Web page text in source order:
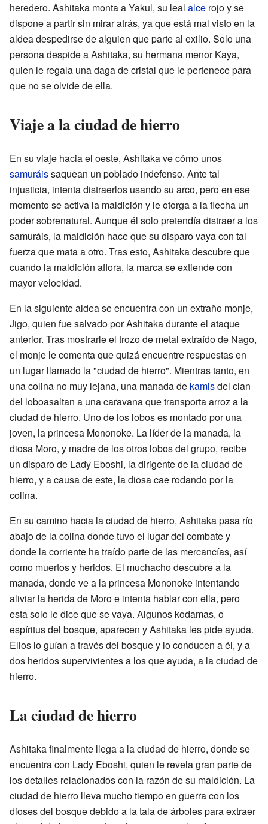
heredero. Ashitaka monta a Yakul, su leal alce rojo y se
dispone a partir sin mirar atrás, ya que está mal visto en la
aldea despedirse de alguien que parte al exilio. Solo una
persona despide a Ashitaka, su hermana menor Kaya,
quien le regala una daga de cristal que le pertenece para
que no se olvide de ella.
Viaje a la ciudad de hierro
En su viaje hacia el oeste, Ashitaka ve cómo unos
samuráissaquean un poblado indefenso. Ante tal
injusticia, intenta distraerlos usando su arco, pero en ese
momento se activa la maldición y le otorga a la flecha un
poder sobrenatural. Aunque él solo pretendía distraer a los
samuráis, la maldición hace que su disparo vaya con tal
fuerza que mata a otro. Tras esto, Ashitaka descubre que
cuando la maldición aflora, la marca se extiende con
mayor velocidad.
En la siguiente aldea se encuentra con un extraño monje,
Jigo, quien fue salvado por Ashitaka durante el ataque
anterior. Tras mostrarle el trozo de metal extraído de Nago,
el monje le comenta que quizá encuentre respuestas en
un lugar llamado la "ciudad de hierro". Mientras tanto, en
una colina no muy lejana, una manada de kamisdel clan
del loboasaltan a una caravana que transporta arroz a la
ciudad de hierro. Uno de los lobos es montado por una
joven, la princesa Mononoke. La líder de la manada, la
diosa Moro, y madre de los otros lobos del grupo, recibe
un disparo de Lady Eboshi, la dirigente de la ciudad de
hierro, y a causa de este, la diosa cae rodando por la
colina.
En su camino hacia la ciudad de hierro, Ashitaka pasa río
abajo de la colina donde tuvo el lugar del combate y
donde la corriente ha traído parte de las mercancías, así
como muertos y heridos. El muchacho descubre a la
manada, donde ve a la princesa Mononoke intentando
aliviar la herida de Moro e intenta hablar con ella, pero
esta solo le dice que se vaya. Algunos kodamas, o
espíritus del bosque, aparecen y Ashitaka les pide ayuda.
Ellos lo guían a través del bosque y lo conducen a él, y a
dos heridos supervivientes a los que ayuda, a la ciudad de
hierro.
La ciudad de hierro
Ashitaka finalmente llega a la ciudad de hierro, donde se
encuentra con Lady Eboshi, quien le revela gran parte de
los detalles relacionados con la razón de su maldición. La
ciudad de hierro lleva mucho tiempo en guerra con los
dioses del bosque debido a la tala de árboles para extraer